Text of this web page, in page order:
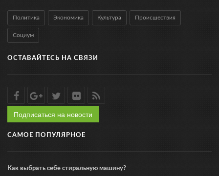
Политика Экономика Культура Происшествия
Социум
ОСТАВАЙТЕСЬ НА СВЯЗИ
Подписаться на новости
САМОЕ ПОПУЛЯРНОЕ
Как выбрать себе стиральную машину?